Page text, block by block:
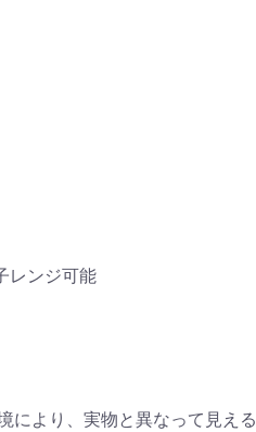
レンジ可能
により、実物と異なって見える